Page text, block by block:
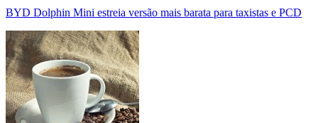
BYD Dolphin Mini estreia versão mais barata para taxistas e PCD